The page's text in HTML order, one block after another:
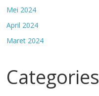
Mei 2024
April 2024
Maret 2024
Categories